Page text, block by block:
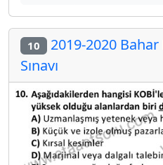
10 2019-2020
Sınavı